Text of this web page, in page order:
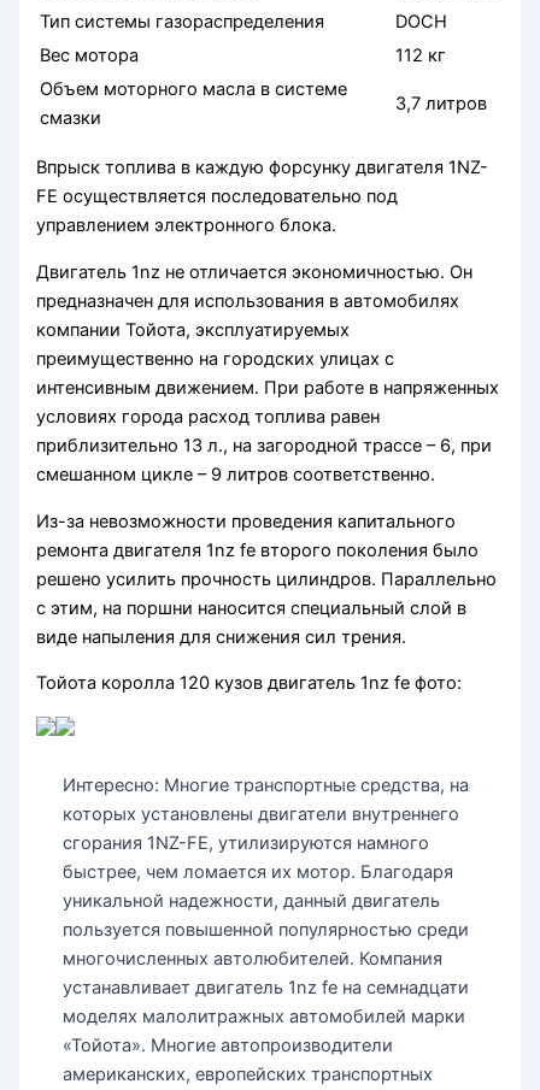
Тип системы газораспределения
DOCH
Вес мотора
112 кг
Объем моторного масла в системе
смазки
3,7 литров
Впрыск топлива в каждую форсунку двигателя 1NZ-
FE осуществляется последовательно под
управлением электронного блока.
Двигатель 1nz не отличается экономичностью. Он
предназначен для использования в автомобилях
компании Тойота, эксплуатируемых
преимущественно на городских улицах с
интенсивным движением. При работе в напряженных
условиях города расход топлива равен
приблизительно 13 л., на загородной трассе – 6, при
смешанном цикле – 9 литров соответственно.
Из-за невозможности проведения капитального
ремонта двигателя 1nz fe второго поколения было
решено усилить прочность цилиндров. Параллельно
с этим, на поршни наносится специальный слой в
виде напыления для снижения сил трения.
Тойота королла 120 кузов двигатель 1nz fe фото:
Интересно: Многие транспортные средства, на
которых установлены двигатели внутреннего
сгорания 1NZ-FE, утилизируются намного
быстрее, чем ломается их мотор. Благодаря
уникальной надежности, данный двигатель
пользуется повышенной популярностью среди
многочисленных автолюбителей. Компания
устанавливает двигатель 1nz fe на семнадцати
моделях малолитражных автомобилей марки
«Тойота». Многие автопроизводители
американских, европейских транспортных